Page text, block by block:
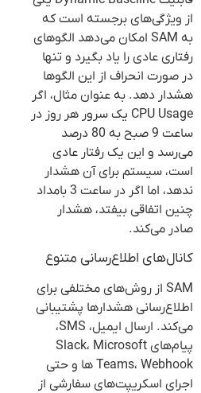
از ویژگی‌های برجسته است که
به SAM امکان می‌دهد الگوهای
رفتاری عادی را یاد بگیرد و تنها
در صورت انحراف از این الگوها
هشدار دهد. به عنوان مثال، اگر
CPU Usage یک سرور هر روز در
ساعت 9 صبح به 80 درصد
می‌رسد و این یک رفتار عادی
است، سیستم برای آن هشدار
ندهد، اما اگر در ساعت 3 بامداد
چنین اتفاقی بیفتد، هشدار
صادر می‌کند.
کانال‌های اطلاع‌رسانی متنوع
SAM از روش‌های مختلفی برای
اطلاع‌رسانی هشدارها پشتیبانی
می‌کند. ارسال ایمیل، SMS،
پیام‌های Slack، Microsoft
Teams، Webhook ها و حتی
اجرای اسکریپت‌های سفارشی از